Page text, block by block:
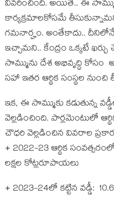
వివ‌రించింది. అయితే.. ఈ
కార్య‌క్ర‌మాల‌కోస‌మే
గ‌మ‌నార్హం. అంతేకాదు.. దీనిలోనే
ఇచ్చామ‌ని.. కేంద్రం ఒక్క‌టే
సొమ్మును దేశ అభివృద్ధి కోసం
స‌హా ఇత‌ర ఆర్థిక సంస్థ‌ల నుంచి
ఇక‌, ఈ సొమ్ముకు క‌డుతున్న
వెల్ల‌డించింది. పార్ల‌మెంటులో
చౌధ‌రి వెల్ల‌డించిన వివ‌రాల
+ 2022-23 ఆర్థిక సంవ‌త్స‌రంలో
ల‌క్ష‌ల కోట్ల‌రూపాయ‌లు
+ 2023-24లో క‌ట్టిన వ‌డ్డీ: